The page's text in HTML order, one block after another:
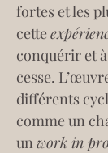
fortes et les
cette
conquérir et
cesse.
différents
comme un
un work in